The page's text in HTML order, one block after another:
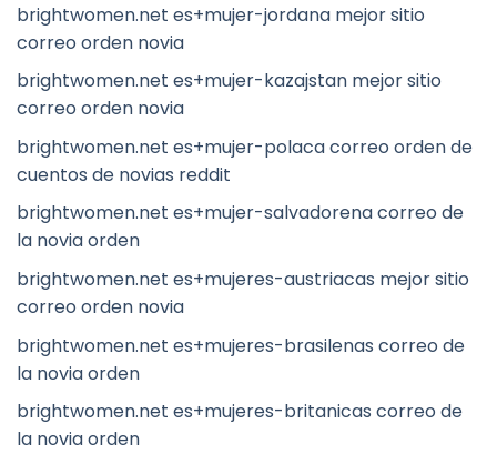
brightwomen.net es+mujer-jordana mejor sitio
correo orden novia
brightwomen.net es+mujer-kazajstan mejor sitio
correo orden novia
brightwomen.net es+mujer-polaca correo orden de
cuentos de novias reddit
brightwomen.net es+mujer-salvadorena correo de
la novia orden
brightwomen.net es+mujeres-austriacas mejor sitio
correo orden novia
brightwomen.net es+mujeres-brasilenas correo de
la novia orden
brightwomen.net es+mujeres-britanicas correo de
la novia orden